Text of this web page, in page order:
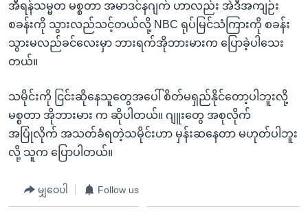
ကြည့်
ရန်
ရှာဖွေ
ရန်
သို့
ကျော်
ရန်
ဘာသာစကားများ
အီရန်သမ္မတ မစ္စတာ အမာဒင်နဂျက် ဟာလည်း အဲဒီအကျဉ်း
စခန်းကို သွားလည်သင့်တယ်လို့ NBC ရုပ်မြင်သံကြားကို စခန်း
သွားမလည်ခင်လေးမှာ ဘားရက်အိုဘားမားက ပြောခဲ့ပါသေး
တယ်။
သမိုင်းကို ငြင်းဆိုနေသူတွေအပေါ် စိတ်မရှည်နိုင်တော့ပါဘူးလို့
မစ္စတာ အိုဘားမား က ဆိုပါတယ်။ ဂျူးတွေ အစုလိုက်
အပြုံလိုက် အသတ်ခံရတဲ့သမိုင်းဟာ မှန်းဆနေတာ မဟုတ်ပါဘူး
လို့ သူက ပြောပါတယ်။
မျှဝေပါ Follow us